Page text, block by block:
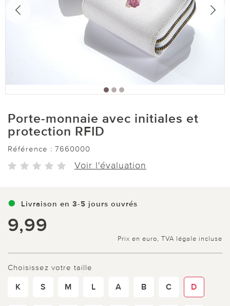
Porte-monnaie avec initiales et
protection RFID
Référence : 7660000
Voir l'évaluation
Livraison en 3-5 jours ouvrés
9,99
Prix en euro, TVA légale incluse
Choisissez votre taille
K S M L A B C D